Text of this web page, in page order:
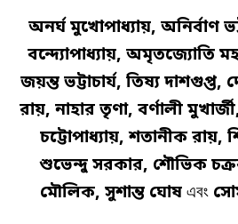
অনর্ঘ মুখোপাধ্যায়, অনির্বাণ
বন্দ্যোপাধ্যায়, অমৃতজ্যোতি
জয়ন্ত ভট্টাচার্য, তিষ্য
রায়, নাহার তৃণা, বর্ণালী
চট্টোপাধ্যায়, শতানীক রায়,
শুভেন্দু সরকার, শৌভিক
মৌলিক, সুশান্ত ঘোষ এবং